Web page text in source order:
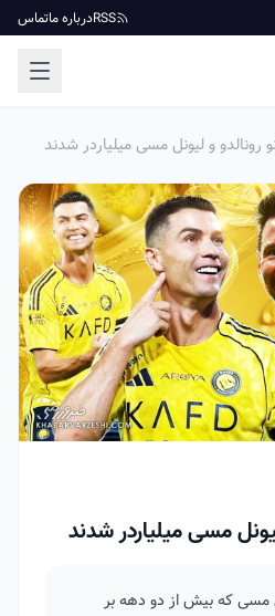
RSSدرباره ماتماس
رونالدو و لیونل مسی میلیاردر شدند
مسی میلیاردر شدند
مسی که بیش از دو دهه بر